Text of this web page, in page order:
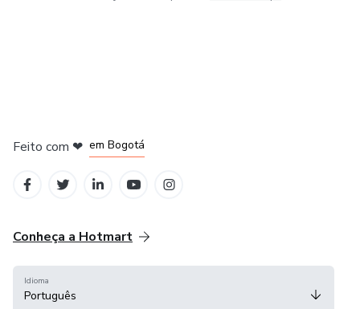
Feito com ❤ em Bogotá
Conheça a Hotmart
Idioma
Português